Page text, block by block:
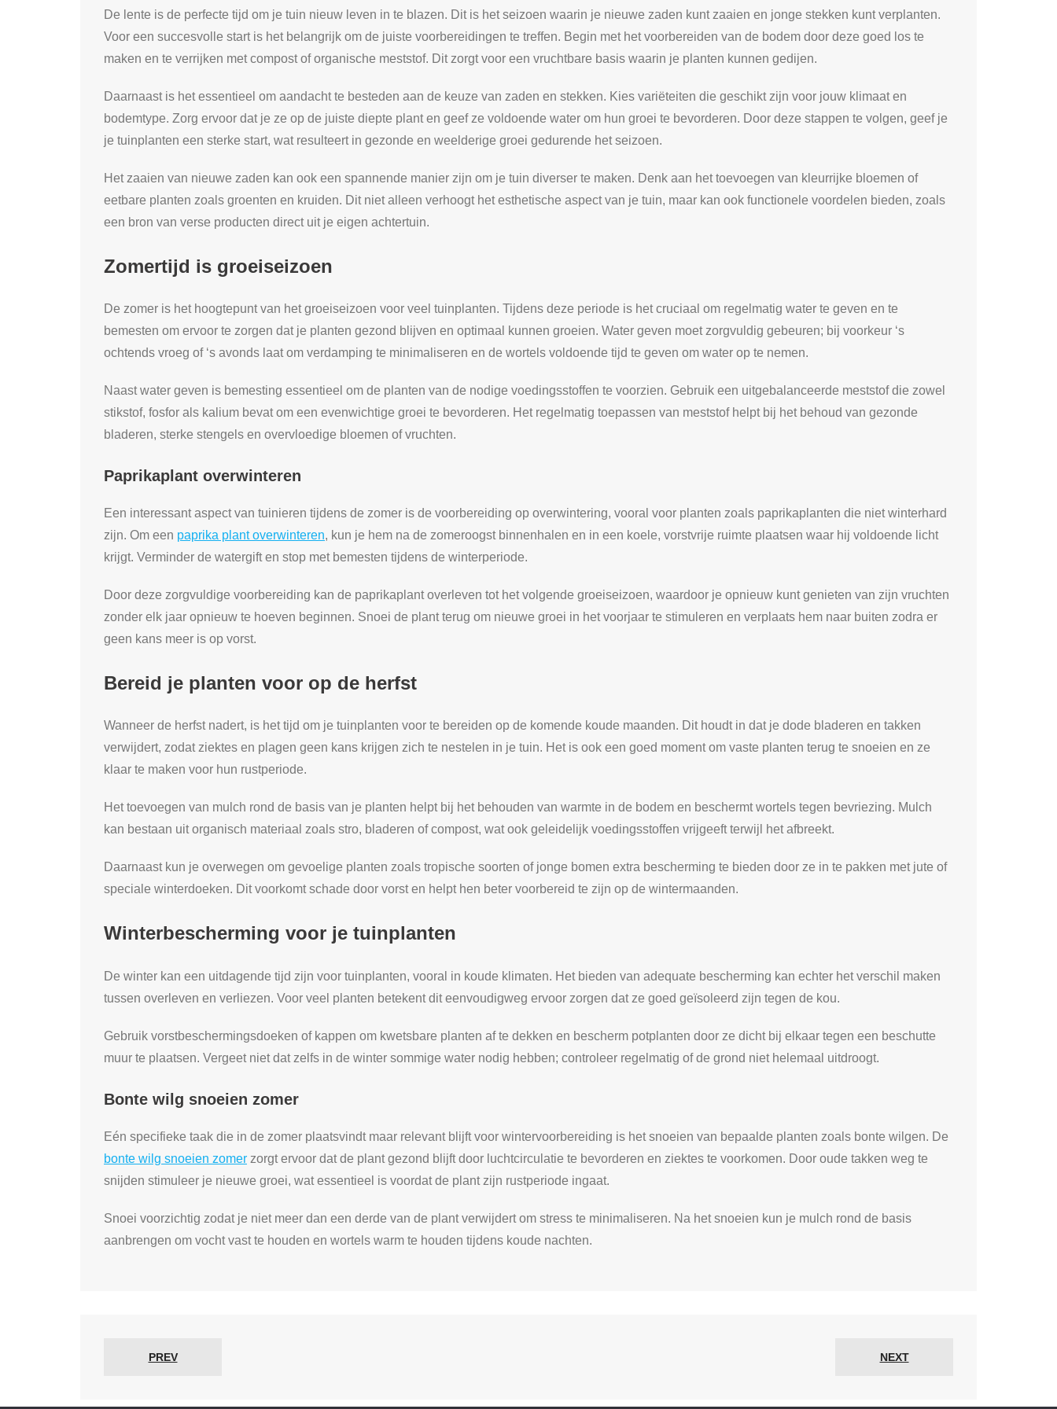
De lente is de perfecte tijd om je tuin nieuw leven in te blazen. Dit is het seizoen waarin je nieuwe zaden kunt zaaien en jonge stekken kunt verplanten.
Voor een succesvolle start is het belangrijk om de juiste voorbereidingen te treffen. Begin met het voorbereiden van de bodem door deze goed los te
maken en te verrijken met compost of organische meststof. Dit zorgt voor een vruchtbare basis waarin je planten kunnen gedijen.
Daarnaast is het essentieel om aandacht te besteden aan de keuze van zaden en stekken. Kies variëteiten die geschikt zijn voor jouw klimaat en
bodemtype. Zorg ervoor dat je ze op de juiste diepte plant en geef ze voldoende water om hun groei te bevorderen. Door deze stappen te volgen, geef je
je tuinplanten een sterke start, wat resulteert in gezonde en weelderige groei gedurende het seizoen.
Het zaaien van nieuwe zaden kan ook een spannende manier zijn om je tuin diverser te maken. Denk aan het toevoegen van kleurrijke bloemen of
eetbare planten zoals groenten en kruiden. Dit niet alleen verhoogt het esthetische aspect van je tuin, maar kan ook functionele voordelen bieden, zoals
een bron van verse producten direct uit je eigen achtertuin.
Zomertijd is groeiseizoen
De zomer is het hoogtepunt van het groeiseizoen voor veel tuinplanten. Tijdens deze periode is het cruciaal om regelmatig water te geven en te
bemesten om ervoor te zorgen dat je planten gezond blijven en optimaal kunnen groeien. Water geven moet zorgvuldig gebeuren; bij voorkeur ‘s
ochtends vroeg of ‘s avonds laat om verdamping te minimaliseren en de wortels voldoende tijd te geven om water op te nemen.
Naast water geven is bemesting essentieel om de planten van de nodige voedingsstoffen te voorzien. Gebruik een uitgebalanceerde meststof die zowel
stikstof, fosfor als kalium bevat om een evenwichtige groei te bevorderen. Het regelmatig toepassen van meststof helpt bij het behoud van gezonde
bladeren, sterke stengels en overvloedige bloemen of vruchten.
Paprikaplant overwinteren
Een interessant aspect van tuinieren tijdens de zomer is de voorbereiding op overwintering, vooral voor planten zoals paprikaplanten die niet winterhard
zijn. Om een paprika plant overwinteren, kun je hem na de zomeroogst binnenhalen en in een koele, vorstvrije ruimte plaatsen waar hij voldoende licht
krijgt. Verminder de watergift en stop met bemesten tijdens de winterperiode.
Door deze zorgvuldige voorbereiding kan de paprikaplant overleven tot het volgende groeiseizoen, waardoor je opnieuw kunt genieten van zijn vruchten
zonder elk jaar opnieuw te hoeven beginnen. Snoei de plant terug om nieuwe groei in het voorjaar te stimuleren en verplaats hem naar buiten zodra er
geen kans meer is op vorst.
Bereid je planten voor op de herfst
Wanneer de herfst nadert, is het tijd om je tuinplanten voor te bereiden op de komende koude maanden. Dit houdt in dat je dode bladeren en takken
verwijdert, zodat ziektes en plagen geen kans krijgen zich te nestelen in je tuin. Het is ook een goed moment om vaste planten terug te snoeien en ze
klaar te maken voor hun rustperiode.
Het toevoegen van mulch rond de basis van je planten helpt bij het behouden van warmte in de bodem en beschermt wortels tegen bevriezing. Mulch
kan bestaan uit organisch materiaal zoals stro, bladeren of compost, wat ook geleidelijk voedingsstoffen vrijgeeft terwijl het afbreekt.
Daarnaast kun je overwegen om gevoelige planten zoals tropische soorten of jonge bomen extra bescherming te bieden door ze in te pakken met jute of
speciale winterdoeken. Dit voorkomt schade door vorst en helpt hen beter voorbereid te zijn op de wintermaanden.
Winterbescherming voor je tuinplanten
De winter kan een uitdagende tijd zijn voor tuinplanten, vooral in koude klimaten. Het bieden van adequate bescherming kan echter het verschil maken
tussen overleven en verliezen. Voor veel planten betekent dit eenvoudigweg ervoor zorgen dat ze goed geïsoleerd zijn tegen de kou.
Gebruik vorstbeschermingsdoeken of kappen om kwetsbare planten af te dekken en bescherm potplanten door ze dicht bij elkaar tegen een beschutte
muur te plaatsen. Vergeet niet dat zelfs in de winter sommige water nodig hebben; controleer regelmatig of de grond niet helemaal uitdroogt.
Bonte wilg snoeien zomer
Eén specifieke taak die in de zomer plaatsvindt maar relevant blijft voor wintervoorbereiding is het snoeien van bepaalde planten zoals bonte wilgen. De
bonte wilg snoeien zomer zorgt ervoor dat de plant gezond blijft door luchtcirculatie te bevorderen en ziektes te voorkomen. Door oude takken weg te
snijden stimuleer je nieuwe groei, wat essentieel is voordat de plant zijn rustperiode ingaat.
Snoei voorzichtig zodat je niet meer dan een derde van de plant verwijdert om stress te minimaliseren. Na het snoeien kun je mulch rond de basis
aanbrengen om vocht vast te houden en wortels warm te houden tijdens koude nachten.
PREV NEXT